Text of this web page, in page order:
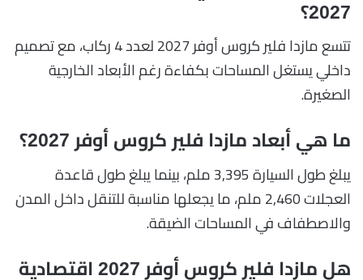
2027؟
تتسع مازدا فلير كروس أوفر 2027 لعدد 4 ركاب، مع تصميم
داخلي يستغل المساحات بكفاءة رغم الأبعاد الخارجية
الصغيرة.
ما هي أبعاد مازدا فلير كروس أوفر 2027؟
يبلغ طول السيارة 3,395 ملم، بينما يبلغ طول قاعدة
العجلات 2,460 ملم، ما يجعلها مناسبة للتنقل داخل المدن
والاصطفاف في المساحات الضيقة.
هل مازدا فلير كروس أوفر 2027 اقتصادية